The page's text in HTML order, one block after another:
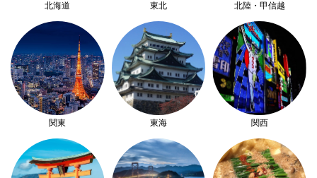
北海道 東北 北陸・甲信越
関東 東海 関西